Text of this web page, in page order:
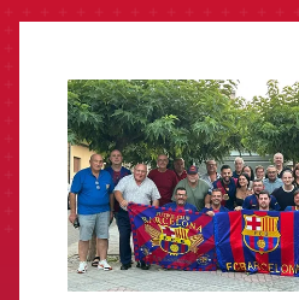
FCB Barcelona badge